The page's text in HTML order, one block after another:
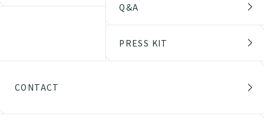
Q&A
PRESS KIT
CONTACT